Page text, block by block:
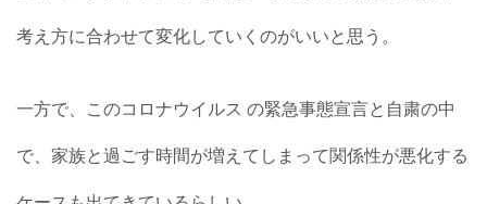
考え方に合わせて変化していくのがいいと思う。
一方で、このコロナウイルス の緊急事態宣言と自粛の中
で、家族と過ごす時間が増えてしまって関係性が悪化する